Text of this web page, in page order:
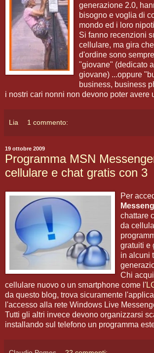
generazione 2.0,
bisogno e voglia di
mondo ed i loro
Si fanno recenzioni
cellulare, ma gira
d'ordine sono
"giovane" (dedicato
giovane) ...oppure
business, business
i nostri cari nonni non devono poter avere
Lia 1 commento:
19 ottobre 2009
Programma MSN
cellulare e chat gratis con 3
Per
chattare
da
gratuiti e
in alcuni
Chi
cellulare nuovo o un smartphone come l'
da questo blog, trova sicuramente
l'accesso alla rete Windows Live
Tutti gli altri invece devono organizzarsi
installando sul telefono un programma